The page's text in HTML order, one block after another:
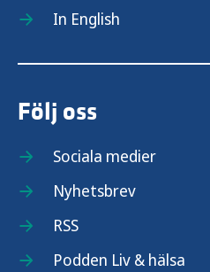
In English
Följ oss
Sociala medier
Nyhetsbrev
RSS
Podden Liv & hälsa